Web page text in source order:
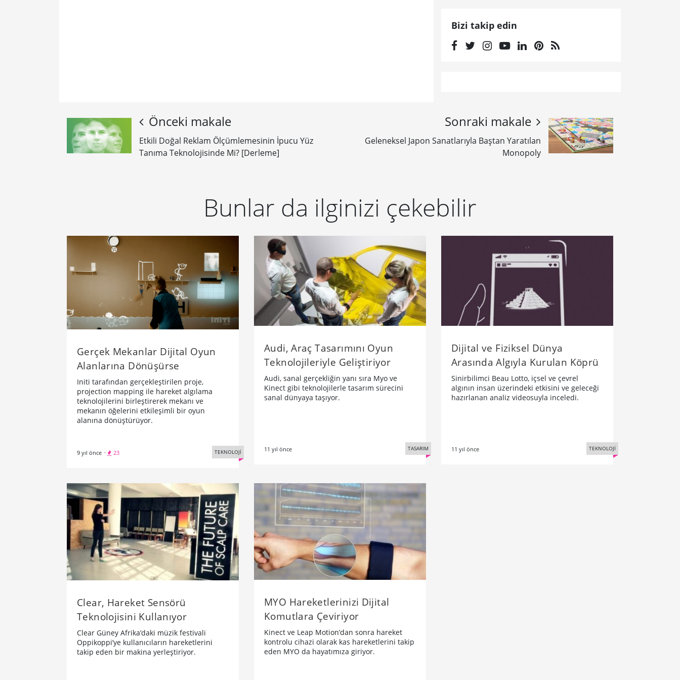
Bizi takip edin
Önceki makale
Etkili Doğal Reklam Ölçümlemesinin İpucu Yüz
Tanıma Teknolojisinde Mi? [Derleme]
Sonraki makale
​Geleneksel Japon Sanatlarıyla Baştan Yaratılan
Monopoly
Bunlar da ilginizi çekebilir
Gerçek Mekanlar Dijital Oyun
Alanlarına Dönüşürse
Initi tarafından gerçekleştirilen proje,
projection mapping ile hareket algılama
teknolojilerini birleştirerek mekanı ve
mekanın öğelerini etkileşimli bir oyun
alanına dönüştürüyor.
9 yıl önce · 23 TEKNOLOJİ
Audi, Araç Tasarımını Oyun
Teknolojileriyle Geliştiriyor
Audi, sanal gerçekliğin yanı sıra Myo ve
Kinect gibi teknolojilerle tasarım sürecini
sanal dünyaya taşıyor.
11 yıl önce TASARIM
Dijital ve Fiziksel Dünya
Arasında Algıyla Kurulan Köprü
Sinirbilimci Beau Lotto, içsel ve çevrel
algının insan üzerindeki etkisini ve geleceği
hazırlanan analiz videosuyla inceledi.
11 yıl önce TEKNOLOJİ
Clear, Hareket Sensörü
Teknolojisini Kullanıyor
Clear Güney Afrika’daki müzik festivali
Oppikoppi’ye kullanıcıların hareketlerini
takip eden bir makina yerleştiriyor.
MYO Hareketlerinizi Dijital
Komutlara Çeviriyor
Kinect ve Leap Motion’dan sonra hareket
kontrolu cihazi olarak kas hareketlerini takip
eden MYO da hayatımıza giriyor.